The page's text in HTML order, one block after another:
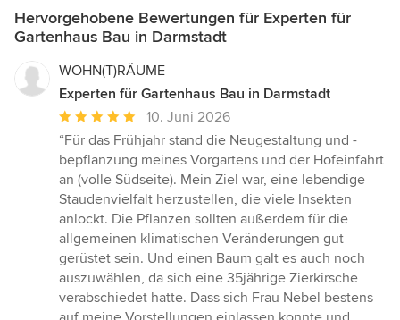
Hervorgehobene Bewertungen für Experten für
Gartenhaus Bau in Darmstadt
WOHN(T)RÄUME
Experten für Gartenhaus Bau in Darmstadt
Durchschnittliche
Bewertung:
5
von
5
Sternen
10. Juni 2026
“Für das Frühjahr stand die Neugestaltung und -
bepflanzung meines Vorgartens und der Hofeinfahrt
an (volle Südseite). Mein Ziel war, eine lebendige
Staudenvielfalt herzustellen, die viele Insekten
anlockt. Die Pflanzen sollten außerdem für die
allgemeinen klimatischen Veränderungen gut
gerüstet sein. Und einen Baum galt es auch noch
auszuwählen, da sich eine 35jährige Zierkirsche
verabschiedet hatte. Dass sich Frau Nebel bestens